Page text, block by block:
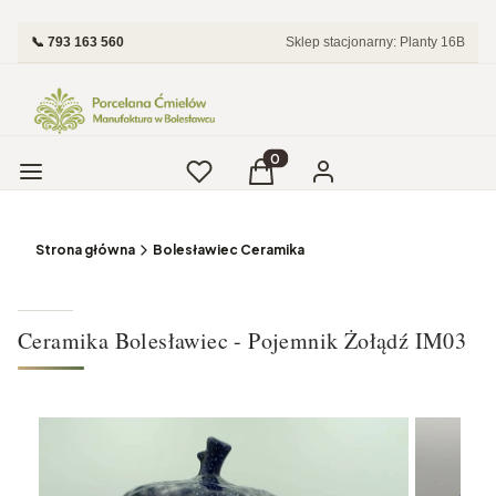
📞 793 163 560 Sklep stacjonarny: Planty 16B
Menu UlubioneProdukty w koszyku: 0.
Koszyk Zaloguj się
Strona główna Bolesławiec Ceramika
Ceramika Bolesławiec - Pojemnik Żołądź IM03